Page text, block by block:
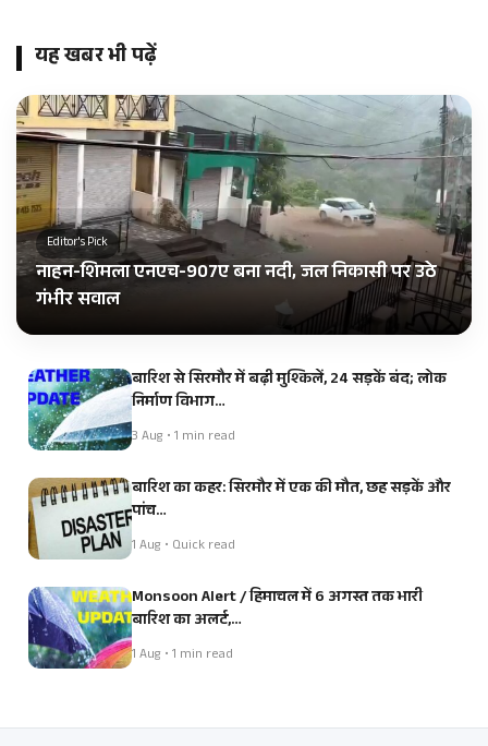
यह खबर भी पढ़ें
Editor's Pick
नाहन-शिमला एनएच-907ए बना नदी, जल निकासी पर उठे
गंभीर सवाल
बारिश से सिरमौर में बढ़ी मुश्किलें, 24 सड़कें बंद; लोक
निर्माण विभाग…
3 Aug • 1 min read
बारिश का कहर: सिरमौर में एक की मौत, छह सड़कें और
पांच…
1 Aug • Quick read
Monsoon Alert / हिमाचल में 6 अगस्त तक भारी
बारिश का अलर्ट,…
1 Aug • 1 min read